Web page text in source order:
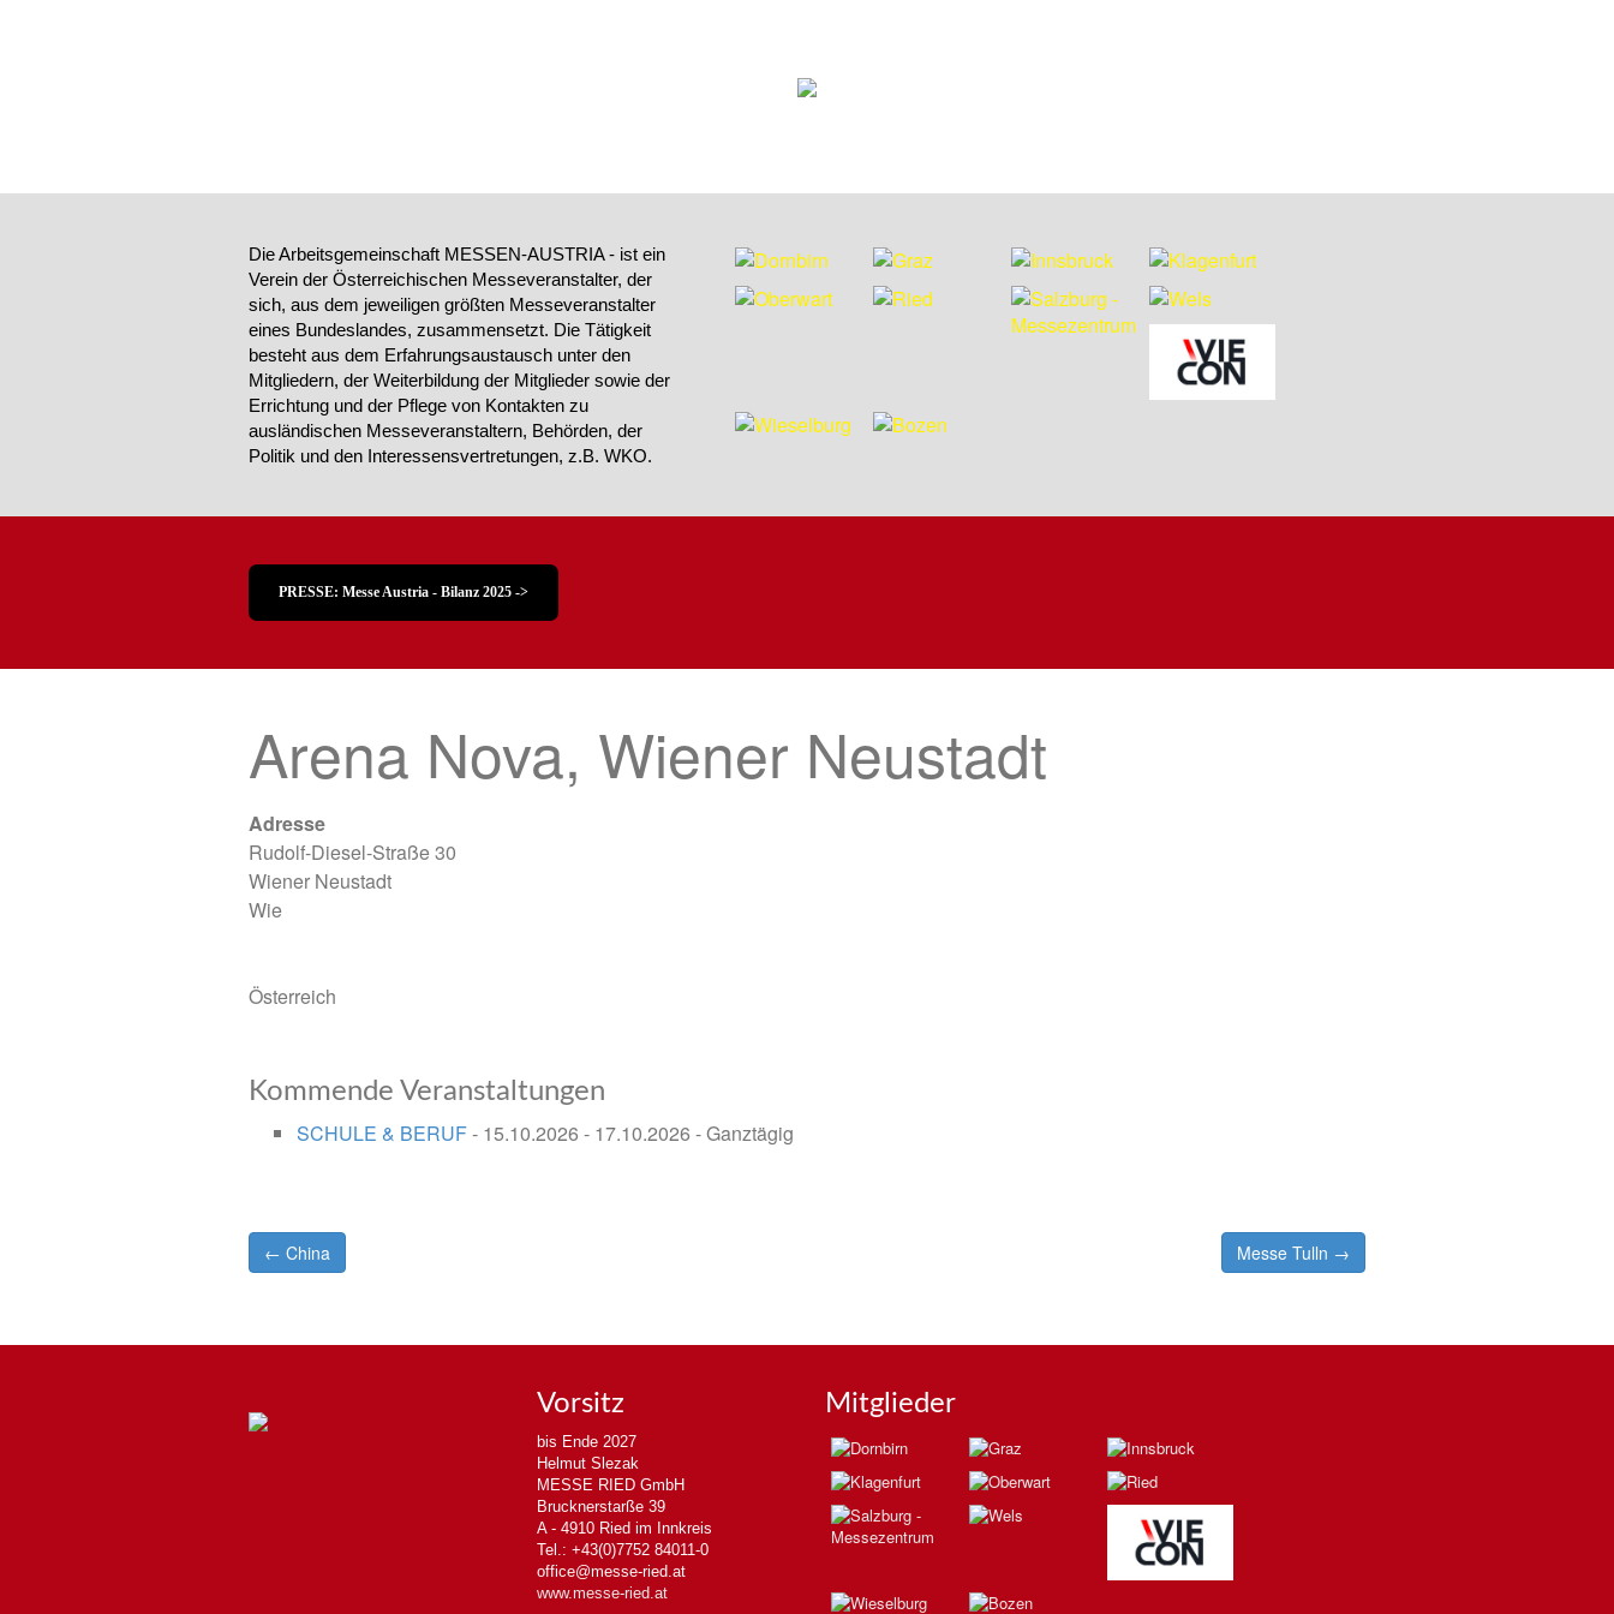
Die Arbeitsgemeinschaft MESSEN-AUSTRIA - ist ein
Verein der Österreichischen Messeveranstalter, der
sich, aus dem jeweiligen größten Messeveranstalter
eines Bundeslandes, zusammensetzt. Die Tätigkeit
besteht aus dem Erfahrungsaustausch unter den
Mitgliedern, der Weiterbildung der Mitglieder sowie der
Errichtung und der Pflege von Kontakten zu
ausländischen Messeveranstaltern, Behörden, der
Politik und den Interessensvertretungen, z.B. WKO.
PRESSE: Messe Austria - Bilanz 2025 ->
Arena Nova, Wiener Neustadt
Adresse
Rudolf-Diesel-Straße 30
Wiener Neustadt
Wie
Österreich
Kommende Veranstaltungen
SCHULE & BERUF- 15.10.2026 - 17.10.2026 - Ganztägig
Post
navigation
← China Messe Tulln →
Vorsitz
bis Ende 2027
Helmut Slezak
MESSE RIED GmbH
Brucknerstarße 39
A - 4910 Ried im Innkreis
Tel.: +43(0)7752 84011-0
office@messe-ried.at
www.messe-ried.at
Mitglieder